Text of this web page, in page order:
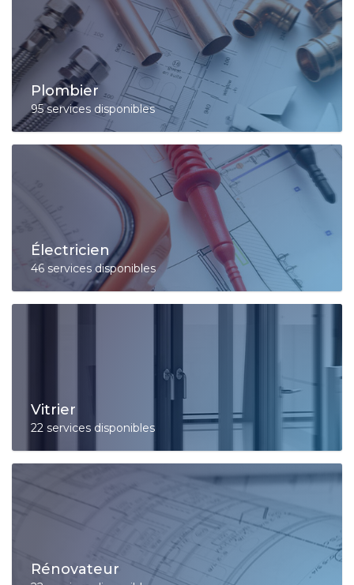
Plombier
95 services disponibles
Électricien
46 services disponibles
Vitrier
22 services disponibles
Rénovateur